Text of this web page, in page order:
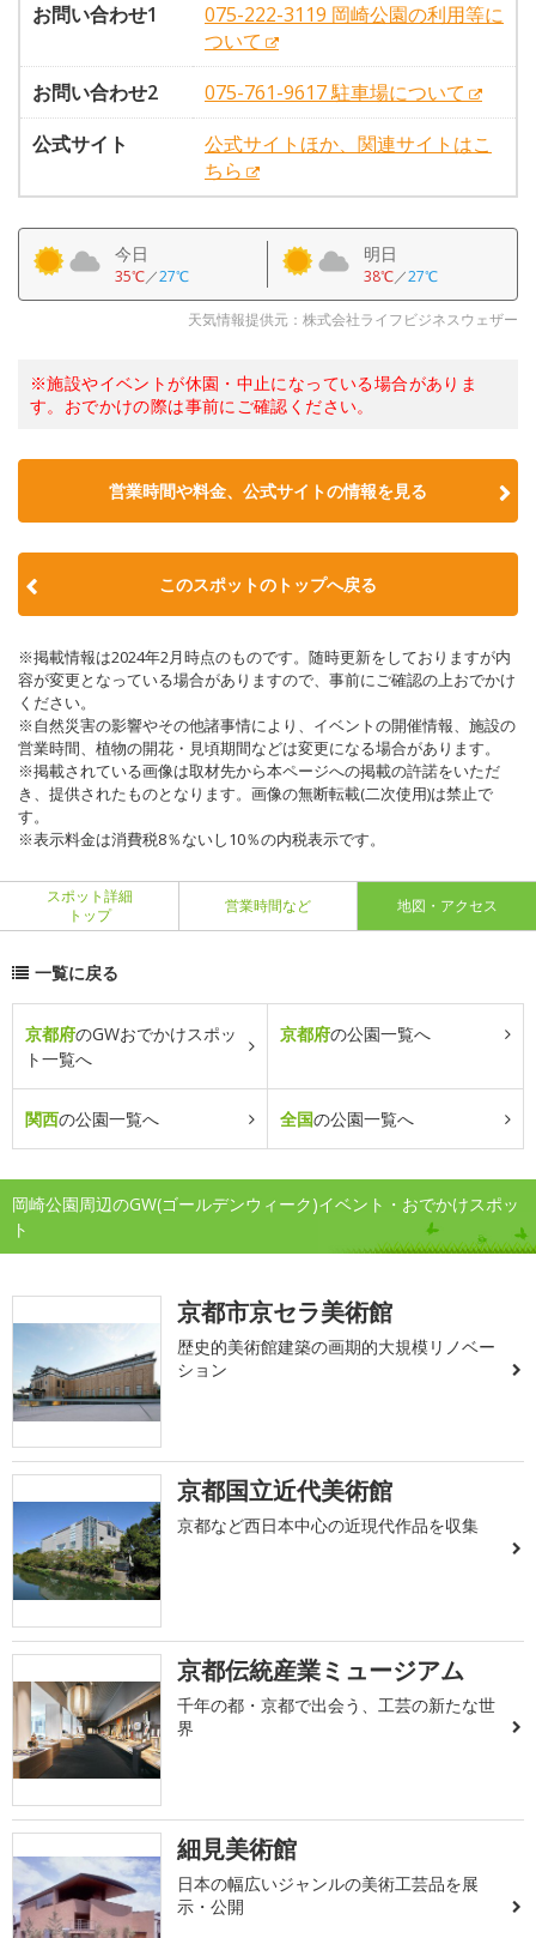
お問い合わせ1
075-222-3119 岡崎公園の利用等に
ついて
お問い合わせ2
075-761-9617 駐車場について
公式サイト
公式サイトほか、関連サイトはこ
ちら
今日
35℃／27℃
明日
38℃／27℃
天気情報提供元：株式会社ライフビジネスウェザー
※施設やイベントが休園・中止になっている場合がありま
す。おでかけの際は事前にご確認ください。
営業時間や料金、公式サイトの情報を見る
このスポットのトップへ戻る
※掲載情報は2024年2月時点のものです。随時更新をしておりますが内
容が変更となっている場合がありますので、事前にご確認の上おでかけ
ください。
※自然災害の影響やその他諸事情により、イベントの開催情報、施設の
営業時間、植物の開花・見頃期間などは変更になる場合があります。
※掲載されている画像は取材先から本ページへの掲載の許諾をいただ
き、提供されたものとなります。画像の無断転載(二次使用)は禁止で
す。
※表示料金は消費税8％ないし10％の内税表示です。
スポット詳細
トップ
営業時間など 地図・アクセス
一覧に戻る
京都府のGWおでかけスポッ
ト一覧へ
京都府の公園一覧へ
関西の公園一覧へ 全国の公園一覧へ
岡崎公園周辺のGW(ゴールデンウィーク)イベント・おでかけスポッ
ト
京都市京セラ美術館
歴史的美術館建築の画期的大規模リノベー
ション
京都国立近代美術館
京都など西日本中心の近現代作品を収集
京都伝統産業ミュージアム
千年の都・京都で出会う、工芸の新たな世
界
細見美術館
日本の幅広いジャンルの美術工芸品を展
示・公開